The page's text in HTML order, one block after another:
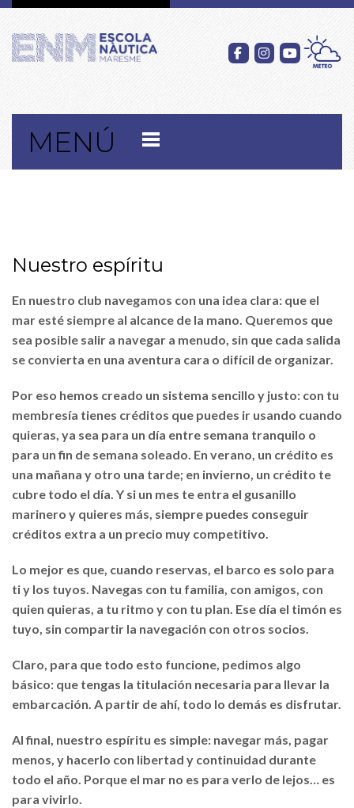
MENÚ
Nuestro espíritu
En nuestro club navegamos con una idea clara: que el
mar esté siempre al alcance de la mano. Queremos que
sea posible salir a navegar a menudo, sin que cada salida
se convierta en una aventura cara o difícil de organizar.
Por eso hemos creado un sistema sencillo y justo: con tu
membresía tienes créditos que puedes ir usando cuando
quieras, ya sea para un día entre semana tranquilo o
para un fin de semana soleado. En verano, un crédito es
una mañana y otro una tarde; en invierno, un crédito te
cubre todo el día. Y si un mes te entra el gusanillo
marinero y quieres más, siempre puedes conseguir
créditos extra a un precio muy competitivo.
Lo mejor es que, cuando reservas, el barco es solo para
ti y los tuyos. Navegas con tu familia, con amigos, con
quien quieras, a tu ritmo y con tu plan. Ese día el timón es
tuyo, sin compartir la navegación con otros socios.
Claro, para que todo esto funcione, pedimos algo
básico: que tengas la titulación necesaria para llevar la
embarcación. A partir de ahí, todo lo demás es disfrutar.
Al final, nuestro espíritu es simple: navegar más, pagar
menos, y hacerlo con libertad y continuidad durante
todo el año. Porque el mar no es para verlo de lejos… es
para vivirlo.